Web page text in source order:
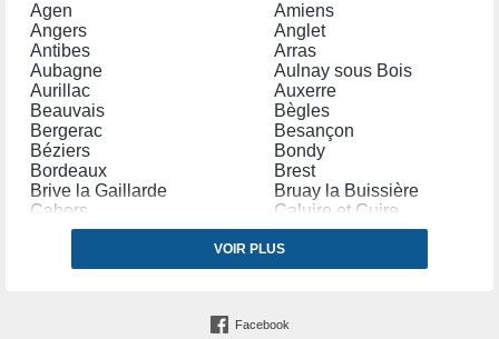
Agen
Amiens
Angers
Anglet
Antibes
Arras
Aubagne
Aulnay sous Bois
Aurillac
Auxerre
Beauvais
Bègles
Bergerac
Besançon
Béziers
Bondy
Bordeaux
Brest
Brive la Gaillarde
Bruay la Buissière
Cahors
Caluire et Cuire
Carcassonne
Chalon sur Saône
Châtellerault
Chelles (Seine et Marne)
Chennevières sur Marne
Compiègne
VOIR PLUS
Facebook